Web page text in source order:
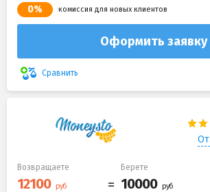
0% комиссия для новых клиентов
Оформить заявку
Сравнить
Возвращаете Берете